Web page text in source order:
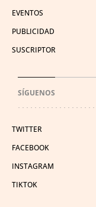
EVENTOS
PUBLICIDAD
SUSCRIPTOR
SÍGUENOS
TWITTER
FACEBOOK
INSTAGRAM
TIKTOK